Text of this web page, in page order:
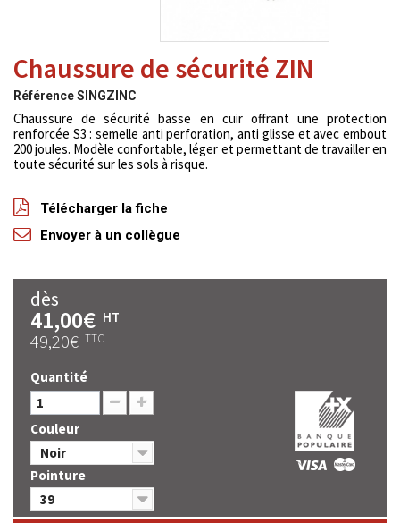
Chaussure de sécurité ZIN
RéférenceSINGZINC
Chaussure de sécurité basse en cuir offrant une protection
renforcée S3 : semelle anti perforation, anti glisse et avec embout
200 joules. Modèle confortable, léger et permettant de travailler en
toute sécurité sur les sols à risque.
Télécharger la fiche
Envoyer à un collègue
dès
41,00€ HT
49,20€ TTC
Quantité
Couleur
Noir
Pointure
39